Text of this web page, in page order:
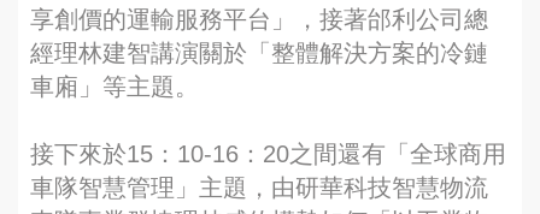
享創價的運輸服務平台」，接著邰利公司總
經理林建智講演關於「整體解決方案的冷鏈
車廂」等主題。
接下來於15：10-16：20之間還有「全球商用
車隊智慧管理」主題，由研華科技智慧物流